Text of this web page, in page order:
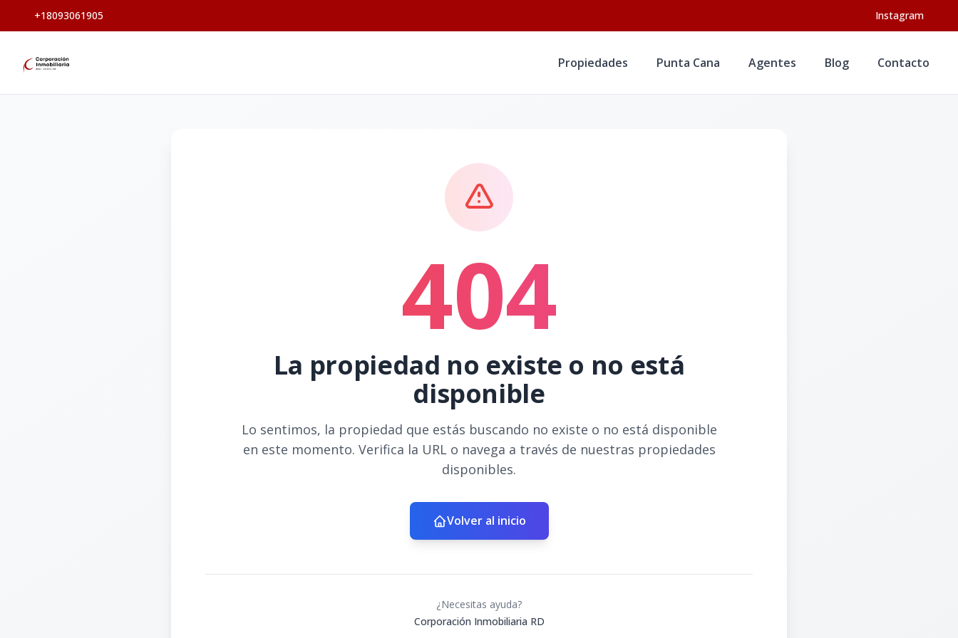
+18093061905 Instagram
Propiedades Punta Cana Agentes Blog Contacto
404
La propiedad no existe o no está
disponible
Lo sentimos, la propiedad que estás buscando no existe o no está disponible
en este momento. Verifica la URL o navega a través de nuestras propiedades
disponibles.
Volver al inicio
¿Necesitas ayuda?
Corporación Inmobiliaria RD